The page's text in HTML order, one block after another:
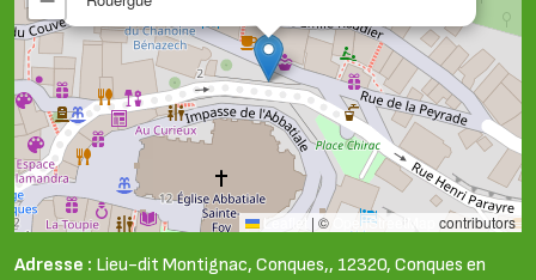
| © OpenStreetMap contributors
Adresse : Lieu-dit Montignac, Conques,, 12320, Conques en